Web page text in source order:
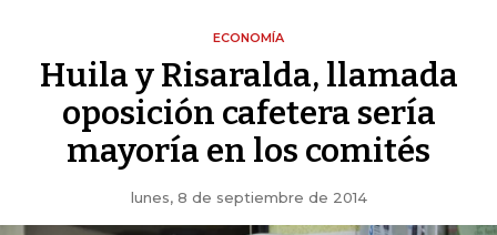
ECONOMÍA
Huila y Risaralda, llamada
oposición cafetera sería
mayoría en los comités
lunes, 8 de septiembre de 2014